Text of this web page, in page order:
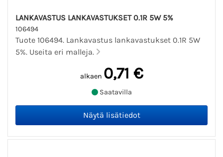
LANKAVASTUS LANKAVASTUKSET 0.1R 5W 5%
106494
Tuote 106494. Lankavastus lankavastukset 0.1R 5W
5%. Useita eri malleja.
alkaen 0,71 €
Saatavilla